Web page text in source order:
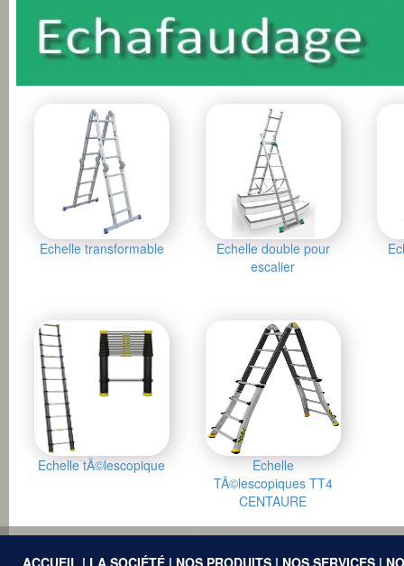
Echelle transformable
Echelle double pour
escalier
Echelle tÃ©lescopique
Echelle
TÃ©lescopiques TT4
CENTAURE
ACCUEIL | LA SOCIÉTÉ | NOS PRODUITS | NOS SERVICES |